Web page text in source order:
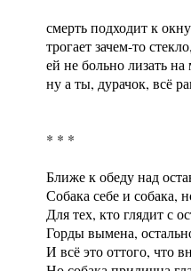
смерть подходит к
трогает зачем-то
ей не больно лизать
ну а ты, дурачок, всё
* * *
Ближе к обеду над
Собака себе и собака,
Для тех, кто глядит с
Горды вымена,
И всё это оттого, что